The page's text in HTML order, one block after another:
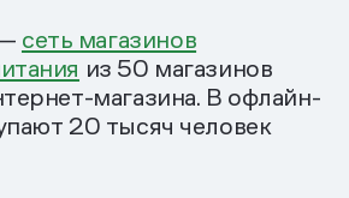
сеть магазинов
из 50 магазинов
магазина. В офлайн-
20 тысяч человек